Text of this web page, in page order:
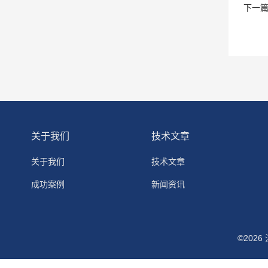
下一
关于我们
关于我们
成功案例
技术文章
技术文章
新闻资讯
©2026